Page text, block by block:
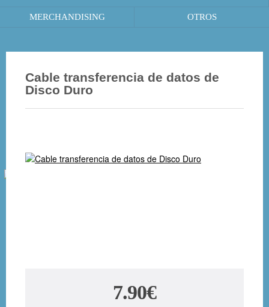
MERCHANDISING OTROS
Cable transferencia de datos de
Disco Duro
7.90€